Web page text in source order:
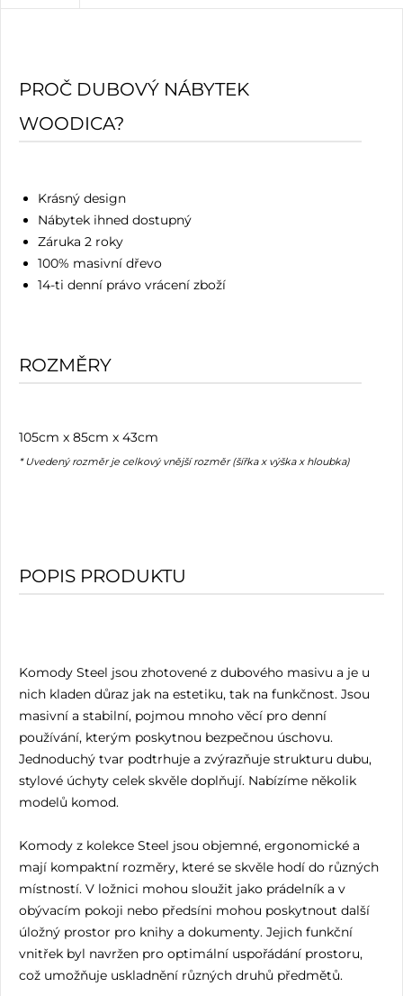
PROČ DUBOVÝ NÁBYTEK
WOODICA?
Krásný design
Nábytek ihned dostupný
Záruka 2 roky
100% masivní dřevo
14-ti denní právo vrácení zboží
ROZMĚRY
105cm x 85cm x 43cm
* Uvedený rozměr je celkový vnější rozměr (šířka x výška x hloubka)
POPIS PRODUKTU
Komody Steel jsou zhotovené z dubového masivu a je u
nich kladen důraz jak na estetiku, tak na funkčnost. Jsou
masivní a stabilní, pojmou mnoho věcí pro denní
používání, kterým poskytnou bezpečnou úschovu.
Jednoduchý tvar podtrhuje a zvýrazňuje strukturu dubu,
stylové úchyty celek skvěle doplňují. Nabízíme několik
modelů komod.
Komody z kolekce Steel jsou objemné, ergonomické a
mají kompaktní rozměry, které se skvěle hodí do různých
místností. V ložnici mohou sloužit jako prádelník a v
obývacím pokoji nebo předsíni mohou poskytnout další
úložný prostor pro knihy a dokumenty. Jejich funkční
vnitřek byl navržen pro optimální uspořádání prostoru,
což umožňuje uskladnění různých druhů předmětů.